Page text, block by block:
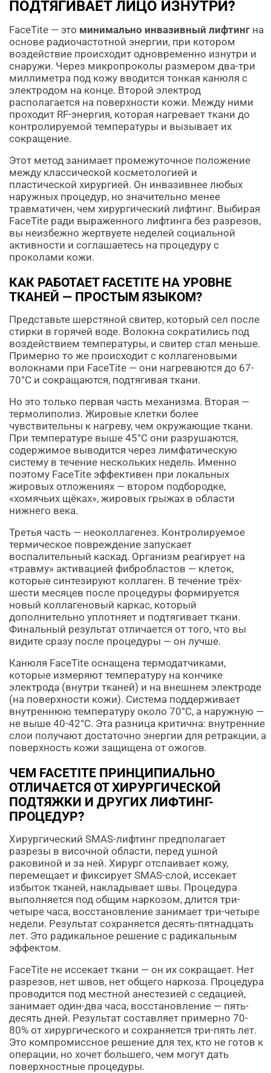
ПОДТЯГИВАЕТ ЛИЦО ИЗНУТРИ?
FaceTite — это минимально инвазивный лифтинг на
основе радиочастотной энергии, при котором
воздействие происходит одновременно изнутри и
снаружи. Через микропроколы размером два-три
миллиметра под кожу вводится тонкая канюля с
электродом на конце. Второй электрод
располагается на поверхности кожи. Между ними
проходит RF-энергия, которая нагревает ткани до
контролируемой температуры и вызывает их
сокращение.
Этот метод занимает промежуточное положение
между классической косметологией и
пластической хирургией. Он инвазивнее любых
наружных процедур, но значительно менее
травматичен, чем хирургический лифтинг. Выбирая
FaceTite ради выраженного лифтинга без разрезов,
вы неизбежно жертвуете неделей социальной
активности и соглашаетесь на процедуру с
проколами кожи.
КАК РАБОТАЕТ FACETITE НА УРОВНЕ
ТКАНЕЙ — ПРОСТЫМ ЯЗЫКОМ?
Представьте шерстяной свитер, который сел после
стирки в горячей воде. Волокна сократились под
воздействием температуры, и свитер стал меньше.
Примерно то же происходит с коллагеновыми
волокнами при FaceTite — они нагреваются до 67-
70°C и сокращаются, подтягивая ткани.
Но это только первая часть механизма. Вторая —
термолиполиз. Жировые клетки более
чувствительны к нагреву, чем окружающие ткани.
При температуре выше 45°C они разрушаются,
содержимое выводится через лимфатическую
систему в течение нескольких недель. Именно
поэтому FaceTite эффективен при локальных
жировых отложениях — втором подбородке,
«хомячьих щёках», жировых грыжах в области
нижнего века.
Третья часть — неоколлагенез. Контролируемое
термическое повреждение запускает
воспалительный каскад. Организм реагирует на
«травму» активацией фибробластов — клеток,
которые синтезируют коллаген. В течение трёх-
шести месяцев после процедуры формируется
новый коллагеновый каркас, который
дополнительно уплотняет и подтягивает ткани.
Финальный результат отличается от того, что вы
видите сразу после процедуры — он лучше.
Канюля FaceTite оснащена термодатчиками,
которые измеряют температуру на кончике
электрода (внутри тканей) и на внешнем электроде
(на поверхности кожи). Система поддерживает
внутреннюю температуру около 70°C, а наружную —
не выше 40-42°C. Эта разница критична: внутренние
слои получают достаточно энергии для ретракции, а
поверхность кожи защищена от ожогов.
ЧЕМ FACETITE ПРИНЦИПИАЛЬНО
ОТЛИЧАЕТСЯ ОТ ХИРУРГИЧЕСКОЙ
ПОДТЯЖКИ И ДРУГИХ ЛИФТИНГ-
ПРОЦЕДУР?
Хирургический SMAS-лифтинг предполагает
разрезы в височной области, перед ушной
раковиной и за ней. Хирург отслаивает кожу,
перемещает и фиксирует SMAS-слой, иссекает
избыток тканей, накладывает швы. Процедура
выполняется под общим наркозом, длится три-
четыре часа, восстановление занимает три-четыре
недели. Результат сохраняется десять-пятнадцать
лет. Это радикальное решение с радикальным
эффектом.
FaceTite не иссекает ткани — он их сокращает. Нет
разрезов, нет швов, нет общего наркоза. Процедура
проводится под местной анестезией с седацией,
занимает один-два часа, восстановление — пять-
десять дней. Результат составляет примерно 70-
80% от хирургического и сохраняется три-пять лет.
Это компромиссное решение для тех, кто не готов к
операции, но хочет большего, чем могут дать
поверхностные процедуры.